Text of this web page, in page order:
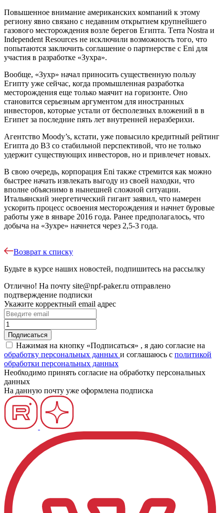
Повышенное внимание американских компаний к этому
региону явно связано с недавним открытием крупнейшего
газового месторождения возле берегов Египта. Tеrra Nostra и
Independent Resources не исключили возможность того, что
попытаются заключить соглашение о партнерстве с Eni для
участия в разработке «Зухра».
Вообще, «Зухр» начал приносить существенную пользу
Египту уже сейчас, когда промышленная разработка
месторождения еще только маячит на горизонте. Оно
становится серьезным аргументом для иностранных
инвесторов, которые устали от бесполезных вложений в в
Египет за последние пять лет внутренней неразберихи.
Агентство Moody’s, кстати, уже повысило кредитный рейтинг
Египта до B3 со стабильной перспективой, что не только
удержит существующих инвесторов, но и привлечет новых.
В свою очередь, корпорация Eni также стремится как можно
быстрее начать извлекать выгоду из своей находки, что
вполне объяснимо в нынешней сложной ситуации.
Итальянский энергетический гигант заявил, что намерен
ускорить процесс освоения месторождения и начнет буровые
работы уже в январе 2016 года. Ранее предполагалось, что
добыча на «Зухре» начнется через 2,5-3 года.
Возврат к списку
Будьте в курсе наших новостей, подпишитесь на рассылку
Отлично! На почту site@npf-paker.ru отправлено
подтверждение подписки
Укажите корректный email адрес
Нажимая на кнопку «Подписаться» , я даю согласие на
обработку персональных данных и соглашаюсь c политикой
обработки персональных данных
Необходимо принять согласие на обработку персональных
данных
На данную почту уже оформлена подписка